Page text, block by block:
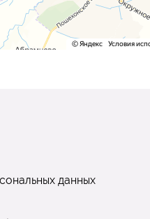
данных